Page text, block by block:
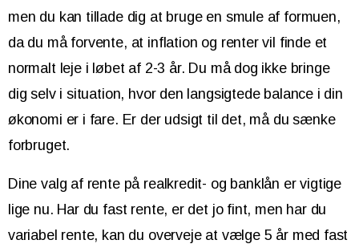
men du kan tillade dig at bruge en smule af formuen,
da du må forvente, at inflation og renter vil finde et
normalt leje i løbet af 2-3 år. Du må dog ikke bringe
dig selv i situation, hvor den langsigtede balance i din
økonomi er i fare. Er der udsigt til det, må du sænke
forbruget.
Dine valg af rente på realkredit- og banklån er vigtige
lige nu. Har du fast rente, er det jo fint, men har du
variabel rente, kan du overveje at vælge 5 år med fast